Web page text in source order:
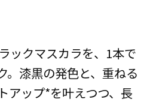
ックマスカラを、1本で
。漆黒の発色と、重ねる
アップ*を叶えつつ、長